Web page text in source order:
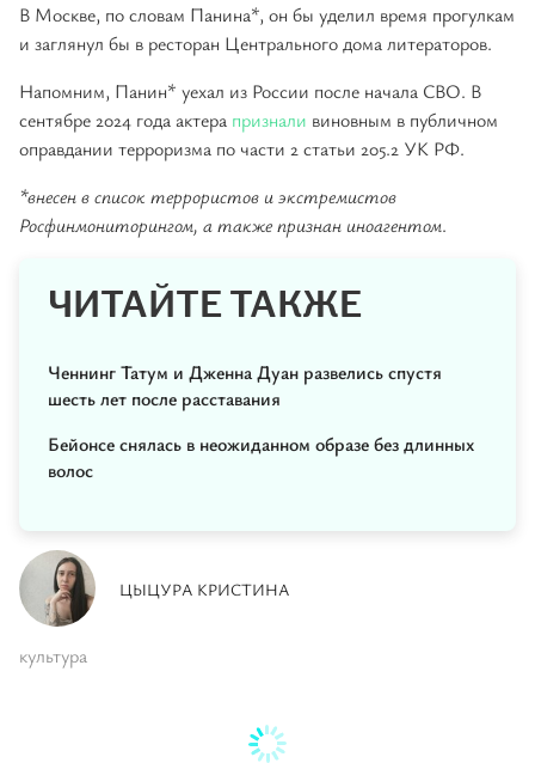
В Москве, по словам Панина*, он бы уделил время прогулкам
и заглянул бы в ресторан Центрального дома литераторов.
Напомним, Панин* уехал из России после начала СВО. В
сентябре 2024 года актера признали виновным в публичном
оправдании терроризма по части 2 статьи 205.2 УК РФ.
*внесен в список террористов и экстремистов
Росфинмониторингом, а также признан иноагентом.
ЧИТАЙТЕ ТАКЖЕ
Ченнинг Татум и Дженна Дуан развелись спустя
шесть лет после расставания
Бейонсе снялась в неожиданном образе без длинных
волос
ЦЫЦУРА КРИСТИНА
культура